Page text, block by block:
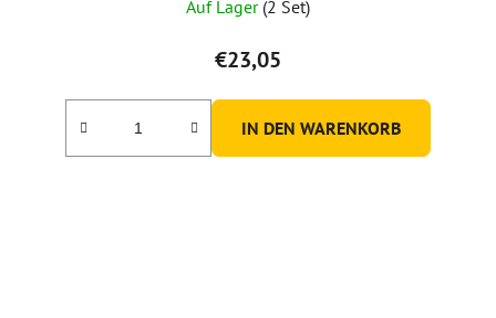
Auf Lager (2 Set)
€23,05
IN DEN WARENKORB